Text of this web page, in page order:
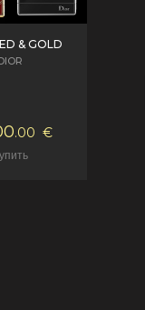
& GOLD
DIOR
.00 €